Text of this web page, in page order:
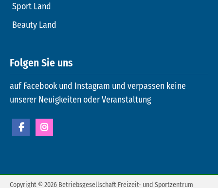
Sport Land
Beauty Land
Folgen Sie uns
auf Facebook und Instagram und verpassen keine
unserer Neuigkeiten oder Veranstaltung
Copyright © 2026 Betriebsgesellschaft Freizeit- und Sportzentrum